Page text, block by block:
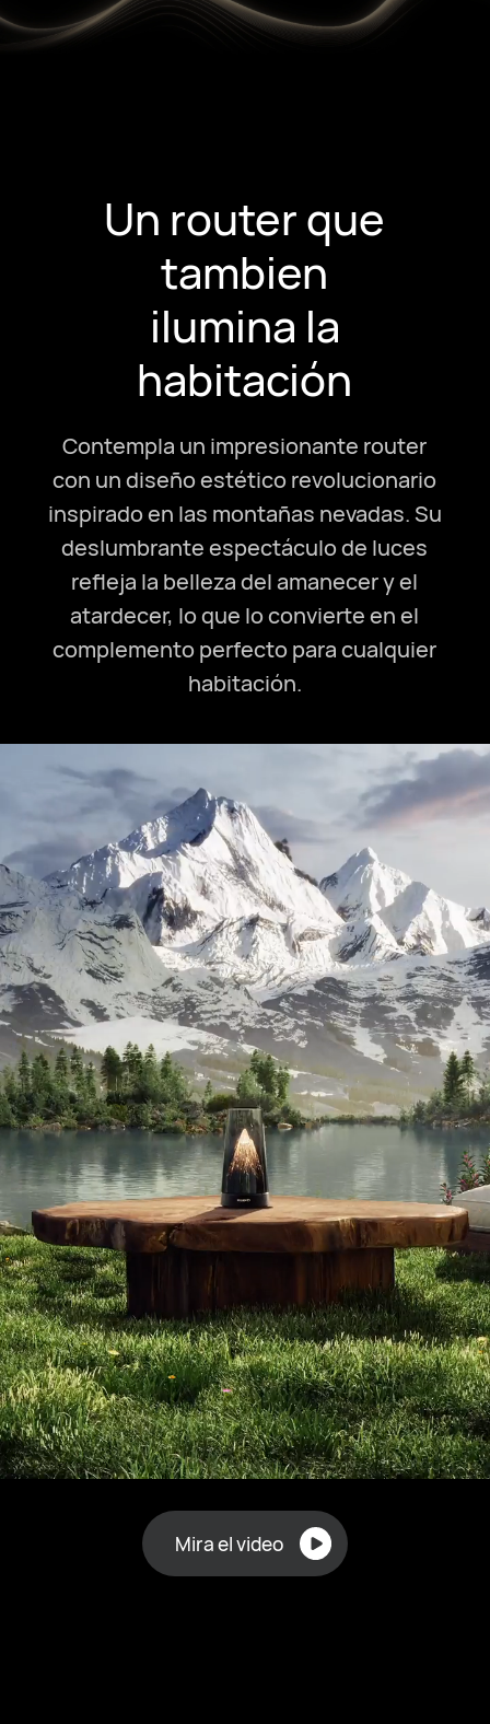
Un router que
tambien
ilumina la
habitación
Contempla un impresionante router
con un diseño estético revolucionario
inspirado en las montañas nevadas. Su
deslumbrante espectáculo de luces
refleja la belleza del amanecer y el
atardecer, lo que lo convierte en el
complemento perfecto para cualquier
habitación.
Mira el video